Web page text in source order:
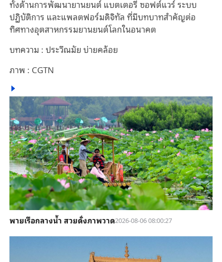
ทั้งด้านการพัฒนายานยนต์ แบตเตอรี่ ซอฟต์แวร์ ระบบ
ปฏิบัติการ และแพลตฟอร์มดิจิทัล ที่มีบทบาทสำคัญต่อ
ทิศทางอุตสาหกรรมยานยนต์โลกในอนาคต
บทความ : ประวีณมัย บ่ายคล้อย
ภาพ : CGTN
พายเรือกลางน้ำ สวยดั่งภาพวาด2026-08-06 08:00:27